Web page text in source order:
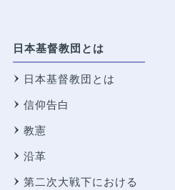
日本基督教団とは
日本基督教団とは
信仰告白
教憲
沿革
第二次大戦下における